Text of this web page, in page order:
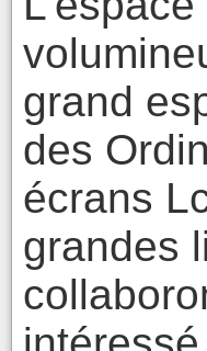
grand
des
écrans
grandes